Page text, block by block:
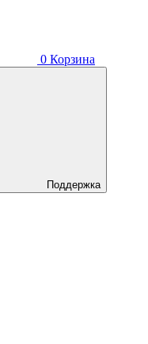
0 Корзина
Поддержка